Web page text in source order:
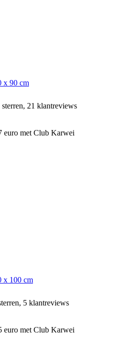
x 90 cm
21 klantreviews
euro met Club Karwei
x 100 cm
5 klantreviews
euro met Club Karwei